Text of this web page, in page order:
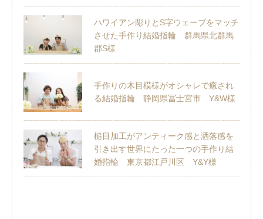
ハワイアン彫りとS字ウェーブをマッチ
させた手作り結婚指輪 群馬県北群馬
郡S様
手作りの木目模様がオシャレで癒され
る結婚指輪 静岡県冨士宮市 Y&W様
槌目加工がアンティーク感と洒落感を
引き出す世界にたった一つの手作り結
婚指輪 東京都江戸川区 Y&Y様